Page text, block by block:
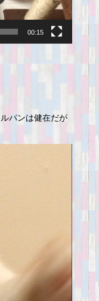
00:15
パンは健在だが